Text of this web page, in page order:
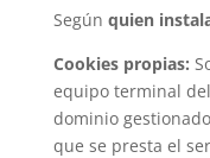
Según quien
Cookies propias:
equipo terminal
dominio
que se presta el